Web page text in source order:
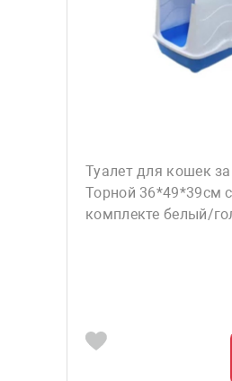
Туалет для кошек
Торной 36*49*39см
комплекте белый/